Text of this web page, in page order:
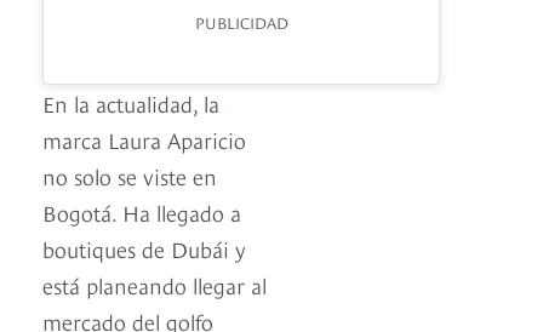
PUBLICIDAD
En la actualidad, la
marca Laura Aparicio
no solo se viste en
Bogotá. Ha llegado a
boutiques de Dubái y
está planeando llegar al
mercado del golfo